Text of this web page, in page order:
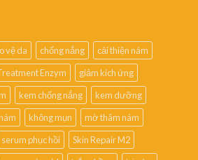
vệ da chống nắng
cải thiện nám
Enzym
giảm kích ứng
kem chống nắng
kem dưỡng
không mụn
mờ thâm nám
serum phục hồi
Skin Repair M2